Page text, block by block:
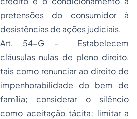
pretensões do consumidor à
desistências de ações judiciais.
Art. 54-G - Estabelecem
cláusulas nulas de pleno direito,
tais como renunciar ao direito de
impenhorabilidade do bem de
família; considerar o silêncio
como aceitação tácita; limitar a